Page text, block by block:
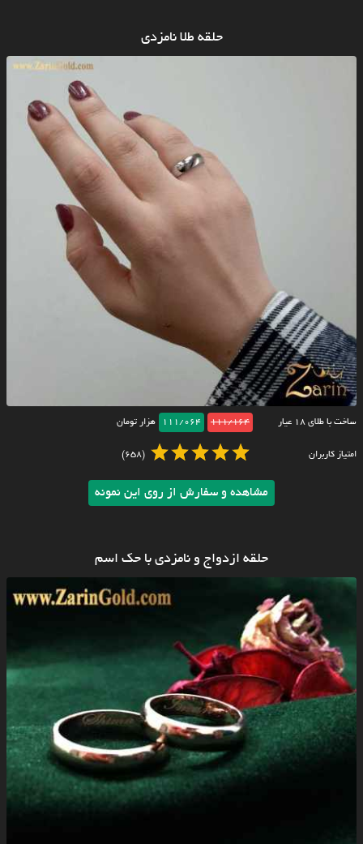
حلقه طلا نامزدی
ساخت با طلای ۱۸ عیار 111/164
111/064 هزار تومان
امتیاز کاربران (658)
مشاهده و سفارش از روی این نمونه
حلقه ازدواج و نامزدی با حک اسم